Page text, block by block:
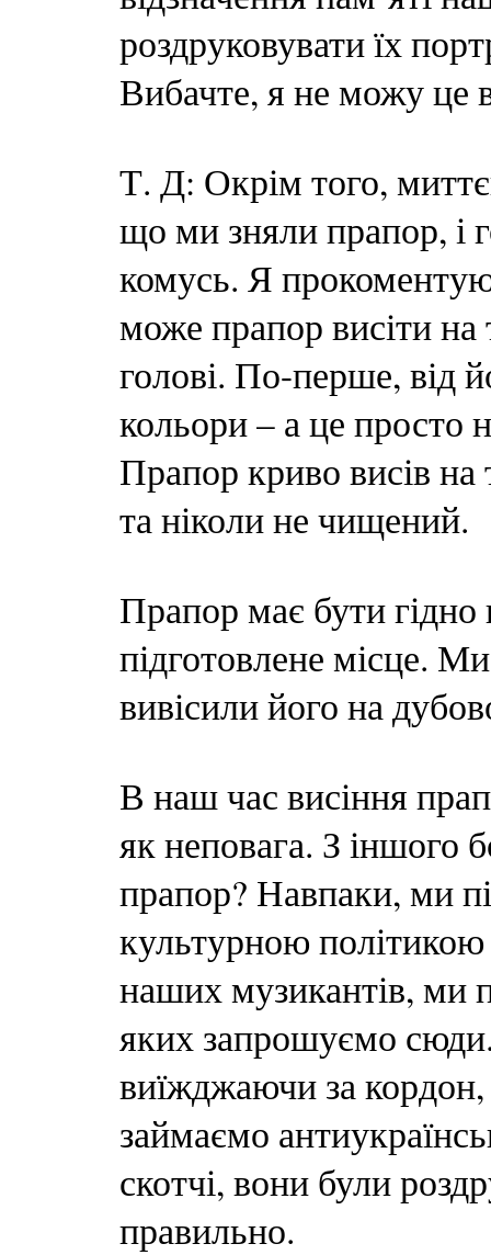
роздруковувати їх
Вибачте, я не можу це
Т. Д: Окрім того,
що ми зняли прапор, і
комусь. Я
може прапор висіти на
голові. По-перше, від
кольори – а це просто
Прапор криво висів на
та ніколи не чищений.
Прапор має бути гідно
підготовлене місце.
вивісили його на
В наш час висіння
як неповага. З іншого
прапор? Навпаки, ми
культурною
наших музикантів, ми
яких запрошуємо
виїжджаючи за
займаємо
скотчі, вони були
правильно.